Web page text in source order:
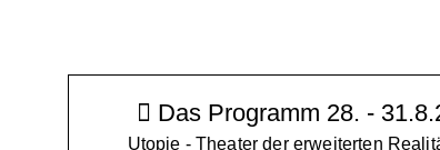
Das Programm 28. -
Utopie - Theater der erweiterten